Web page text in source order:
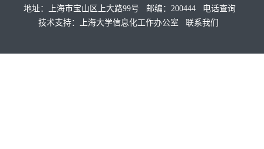
地址：上海市宝山区上大路99号 邮编：200444 电话查询
技术支持：
上海大学信息化工作办公室 联系我们